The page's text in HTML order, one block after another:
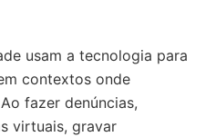
usam a tecnologia para
contextos onde
fazer denúncias,
virtuais, gravar